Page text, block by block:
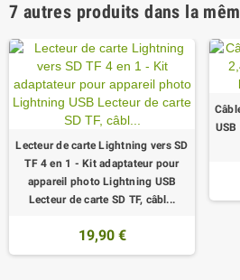
7 autres produits dans la
Lecteur de carte Lightning vers SD
TF 4 en 1 - Kit adaptateur pour
appareil photo Lightning USB
Lecteur de carte SD TF, câbl...
19,90 €